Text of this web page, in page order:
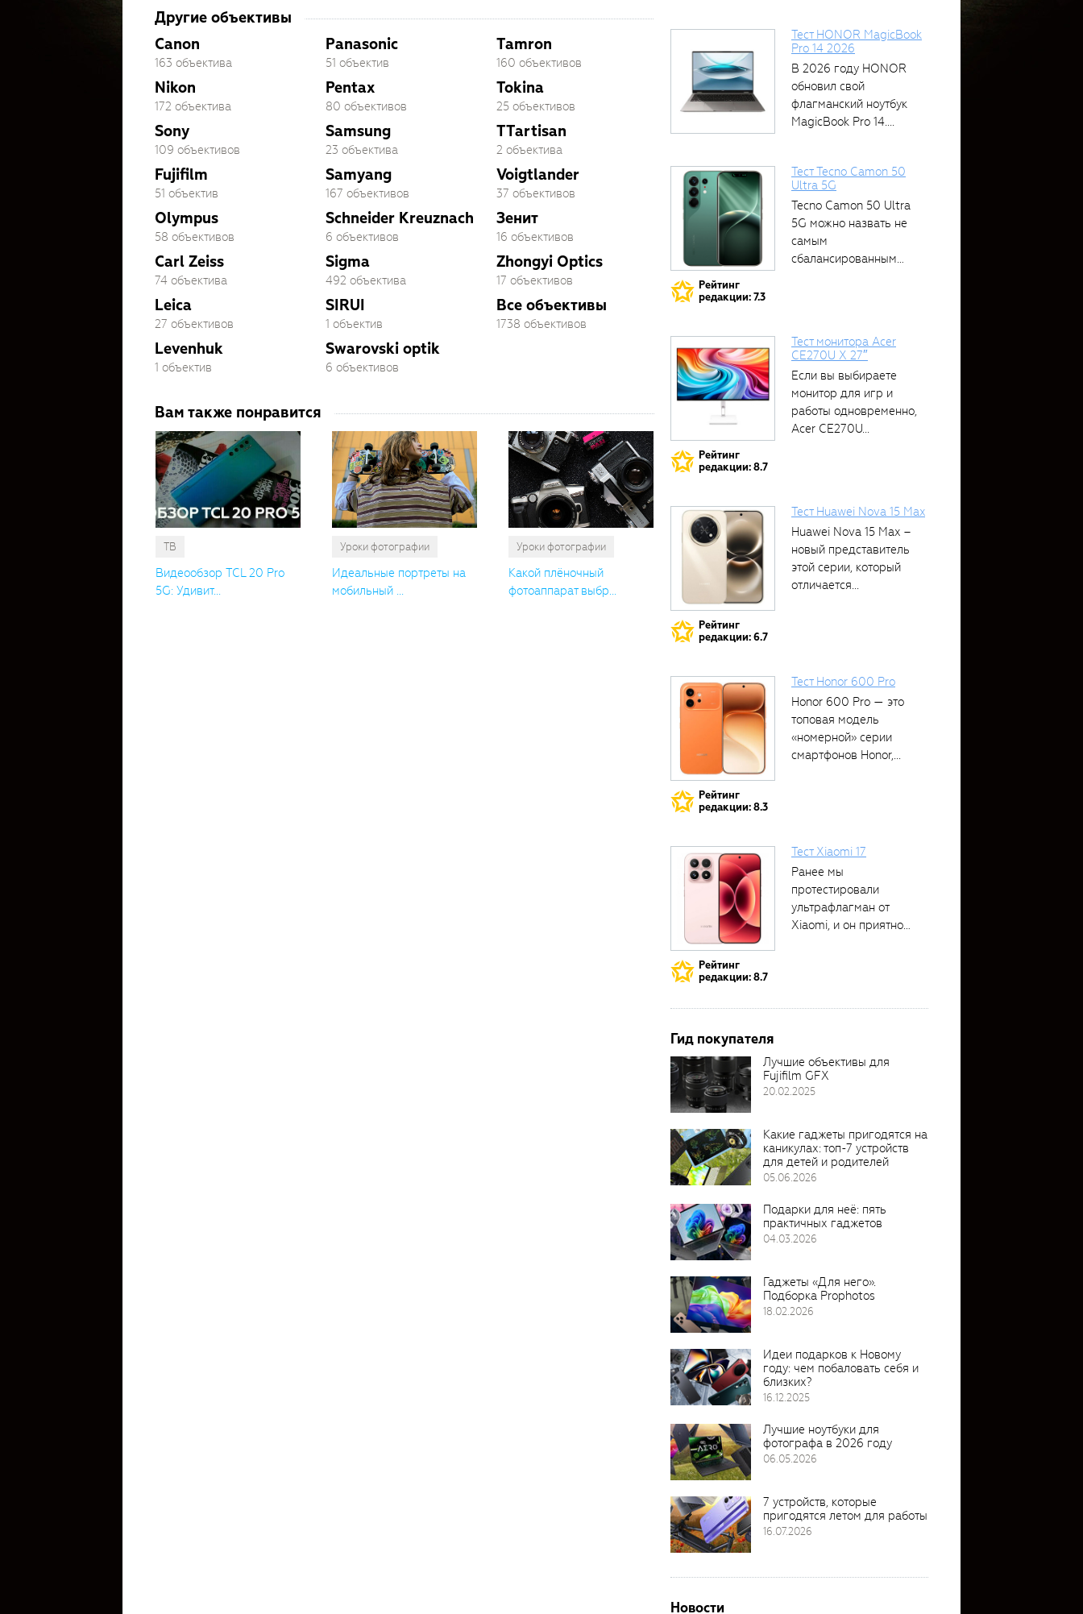
Другие объективы
Canon
163 объектива
Nikon
172 объектива
Sony
109 объективов
Fujifilm
51 объектив
Olympus
58 объективов
Carl Zeiss
74 объектива
Leica
27 объективов
Levenhuk
1 объектив
Panasonic
51 объектив
Pentax
80 объективов
Samsung
23 объектива
Samyang
167 объективов
Schneider Kreuznach
6 объективов
Sigma
492 объектива
SIRUI
1 объектив
Swarovski optik
6 объективов
Tamron
160 объективов
Tokina
25 объективов
TTartisan
2 объектива
Voigtlander
37 объективов
Зенит
16 объективов
Zhongyi Optics
17 объективов
Все объективы
1738 объективов
Вам также понравится
ТВ
Видеообзор TCL 20 Pro
5G: Удивит...
Уроки фотографии
Идеальные портреты на
мобильный ...
Уроки фотографии
Какой плёночный
фотоаппарат выбр...
Тест HONOR MagicBook
Pro 14 2026
В 2026 году HONOR
обновил свой
флагманский ноутбук
MagicBook Pro 14....
Рейтинг
редакции: 7.3
Тест Tecno Camon 50
Ultra 5G
Tecno Camon 50 Ultra
5G можно назвать не
самым
сбалансированным
Рейтинг
редакции: 8.7
Тест монитора Acer
CE270U X 27″
Если вы выбираете
монитор для игр и
работы одновременно,
Acer CE270U...
Рейтинг
редакции: 6.7
Тест Huawei Nova 15 Max
Huawei Nova 15 Max –
новый представитель
этой серии, который
отличается...
Рейтинг
редакции: 8.3
Тест Honor 600 Pro
Honor 600 Pro — это
топовая модель
«номерной» серии
смартфонов Honor,...
Рейтинг
редакции: 8.7
Тест Xiaomi 17
Ранее мы
протестировали
ультрафлагман от
Xiaomi, и он приятно
Гид покупателя
Лучшие объективы для
Fujifilm GFX
20.02.2025
Какие гаджеты пригодятся на
каникулах: топ-7 устройств
для детей и родителей
05.06.2026
Подарки для неё: пять
практичных гаджетов
04.03.2026
Гаджеты «Для него».
Подборка Prophotos
18.02.2026
Идеи подарков к Новому
году: чем побаловать себя и
близких?
16.12.2025
Лучшие ноутбуки для
фотографа в 2026 году
06.05.2026
7 устройств, которые
пригодятся летом для работы
16.07.2026
Новости